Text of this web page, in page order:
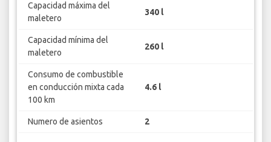
Capacidad máxima del
maletero
340 l
Capacidad mínima del
maletero
260 l
Consumo de combustible
en conducción mixta cada
100 km
4.6 l
Numero de asientos 2